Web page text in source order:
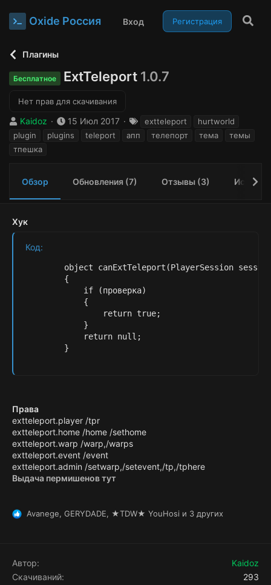
Oxide Россия Вход Регистрация
Плагины
Бесплатное ExtTeleport 1.0.7
Нет прав для скачивания
А
в
о
Kaidoz
Д
а
15 Июл 2017
Тextteleport
hurtworld
plugin
plugins teleport апп телепорт тема
темы
тпешка
Обзор Обновления (7) Отзывы (3) История
Хук
Код:
object canExtTeleport(PlayerSession
        {
            if (проверка)
            {
                return true;
            }
            return null;
        }
Права
extteleport.player /tpr
extteleport.home /home /sethome
extteleport.warp /warp,/warps
extteleport.event /event
extteleport.admin /setwarp,/setevent,/tp,/tphere
Выдача пермишенов тут
Р
ц
и
Avanege, GERYDADE, ★TDW★ YouHosi и 3 других
Автор
Kaidoz
Скачиваний
293